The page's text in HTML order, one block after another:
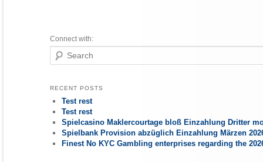
Connect with:
Search
RECENT POSTS
Test rest
Test rest
Spielcasino Maklercourtage bloß Einzahlung Dritter
Spielbank Provision abzüglich Einzahlung Märzen
Finest No KYC Gambling enterprises regarding the